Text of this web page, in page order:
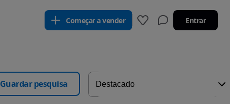
Começar a vender Entrar
Guardar pesquisa